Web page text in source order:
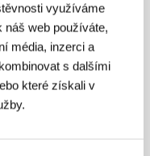
využíváme
náš web používáte,
média, inzerci a
s dalšími
které získali v
2007, 87 min